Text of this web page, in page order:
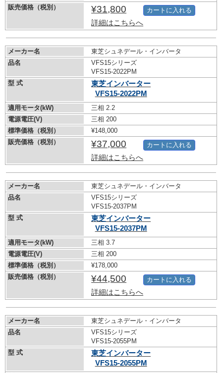
販売価格（税別）
¥31,800
詳細はこちらへ
カートに入れる
メーカー名
東芝シュネデール・インバータ
品名
VFS15シリーズ
VFS15-2022PM
型 式
東芝インバーター
VFS15-2022PM
適用モータ(kW)
三相 2.2
電源電圧(V)
三相 200
標準価格（税別）
¥148,000
販売価格（税別）
¥37,000
詳細はこちらへ
カートに入れる
メーカー名
東芝シュネデール・インバータ
品名
VFS15シリーズ
VFS15-2037PM
型 式
東芝インバーター
VFS15-2037PM
適用モータ(kW)
三相 3.7
電源電圧(V)
三相 200
標準価格（税別）
¥178,000
販売価格（税別）
¥44,500
詳細はこちらへ
カートに入れる
メーカー名
東芝シュネデール・インバータ
品名
VFS15シリーズ
VFS15-2055PM
型 式
東芝インバーター
VFS15-2055PM